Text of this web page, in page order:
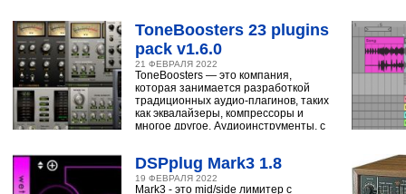
ToneBoosters 23 plugins
pack v1.6.0
21 ФЕВРАЛЯ 2022
ToneBoosters — это компания,
которая занимается разработкой
традиционных аудио-плагинов, таких
как эквалайзеры, компрессоры и
многое другое. Аудиоинструменты, с
DSPplug Mark3 1.8
19 ФЕВРАЛЯ 2022
Mark3 - это mid/side лимитер с